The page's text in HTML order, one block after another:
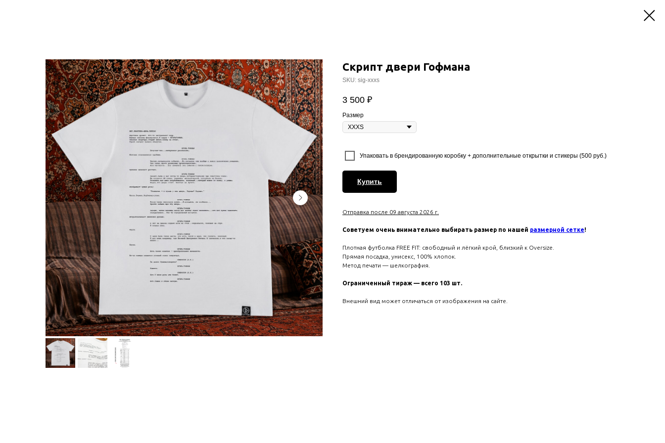
Скрипт двери Гофмана
SKU: sig-xxxs
3 500 ₽
Размер
Упаковать в брендированную коробку + дополнительные открытки и стикеры (500 руб.)
Купить
Отправка после 09 августа 2026 г.
Советуем очень внимательно выбирать размер по нашей размерной сетке!
Плотная футболка FREE FIT: свободный и лёгкий крой, близкий к Oversize.
Прямая посадка, унисекс, 100% хлопок.
Метод печати — шелкография.
Ограниченный тираж — всего 103 шт.
Внешний вид может отличаться от изображения на сайте.